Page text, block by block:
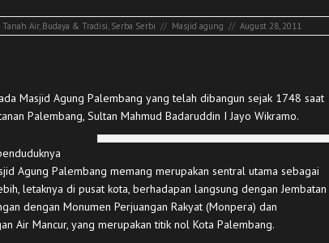
Air, Budaya & Tradisi, Serba Serbi // Masjid agung // August 28, 2011
Masjid Agung Palembang yang telah dibangun sejak 1748 saat
Palembang, Sultan Mahmud Badaruddin I Jayo Wikramo.
Agung Palembang memang merupakan sentral utama sebagai
letaknya di pusat kota, berhadapan langsung dengan Jembatan
dengan Monumen Perjuangan Rakyat (Monpera) dan
Air Mancur, yang merupakan titik nol Kota Palembang.